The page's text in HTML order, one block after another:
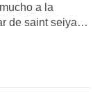
a la
de saint seiya…